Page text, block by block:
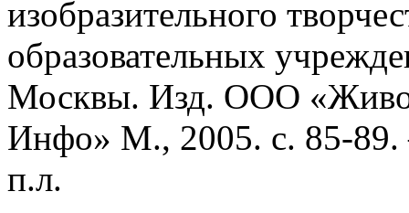
изобразительного
образовательных
Москвы. Изд. ООО
Инфо» М., 2005. с. 85-89.
п.л.